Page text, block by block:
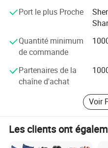
Port le plus Proche
Quantité minimum
de commande
Partenaires de la
chaîne d'achat
Voir
Les clients ont